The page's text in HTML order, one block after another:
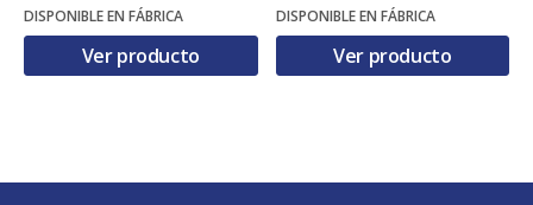
DISPONIBLE EN FÁBRICA
Ver producto
DISPONIBLE EN FÁBRICA
Ver producto